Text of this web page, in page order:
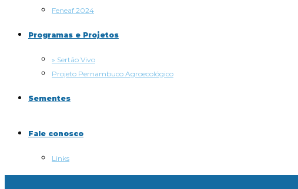
Feneaf 2024
Programas e Projetos
» Sertão Vivo
Projeto Pernambuco Agroecológico
Sementes
Fale conosco
Links